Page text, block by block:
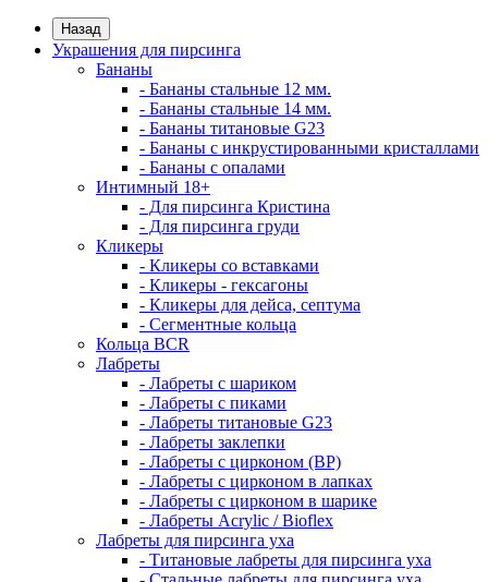
Назад
Украшения для пирсинга
Бананы
- Бананы стальные 12 мм.
- Бананы стальные 14 мм.
- Бананы титановые G23
- Бананы с инкрустированными кристаллами
- Бананы с опалами
Интимный 18+
- Для пирсинга Кристина
- Для пирсинга груди
Кликеры
- Кликеры со вставками
- Кликеры - гексагоны
- Кликеры для дейса, септума
- Сегментные кольца
Кольца BCR
Лабреты
- Лабреты с шариком
- Лабреты с пиками
- Лабреты титановые G23
- Лабреты заклепки
- Лабреты с цирконом (ВР)
- Лабреты с цирконом в лапках
- Лабреты с цирконом в шарике
- Лабреты Acrylic / Bioflex
Лабреты для пирсинга уха
- Титановые лабреты для пирсинга уха